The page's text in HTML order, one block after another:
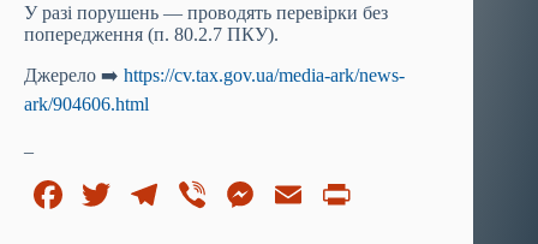
У разі порушень — проводять перевірки без
попередження (п. 80.2.7 ПКУ).
Джерело ➡️ https://cv.tax.gov.ua/media-ark/news-
ark/904606.html
Fa T
Te Vi
M
E